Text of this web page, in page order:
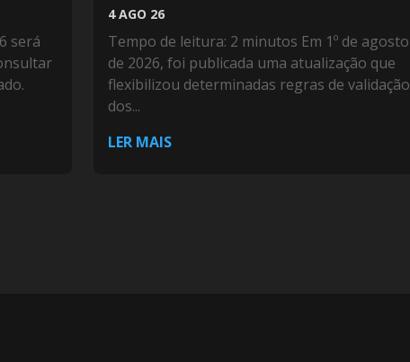
será
4 AGO 26
Tempo de leitura: 2 minutos Em 1º de agosto
de 2026, foi publicada uma atualização que
flexibilizou determinadas regras de validação
dos...
LER MAIS